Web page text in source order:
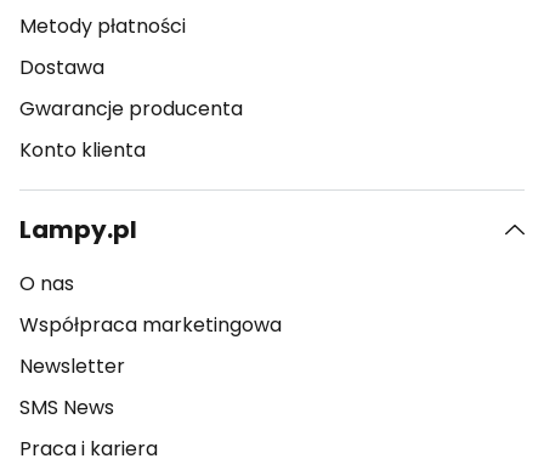
Metody płatności
Dostawa
Gwarancje producenta
Konto klienta
Lampy.pl
O nas
Współpraca marketingowa
Newsletter
SMS News
Praca i kariera